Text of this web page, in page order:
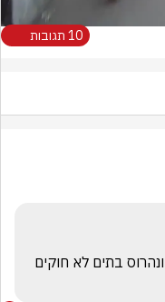
10 תגובות